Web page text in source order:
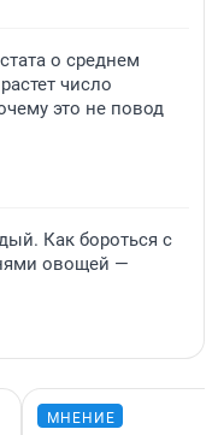
о среднем
число
это не повод
Как бороться с
овощей —
МНЕНИЕ